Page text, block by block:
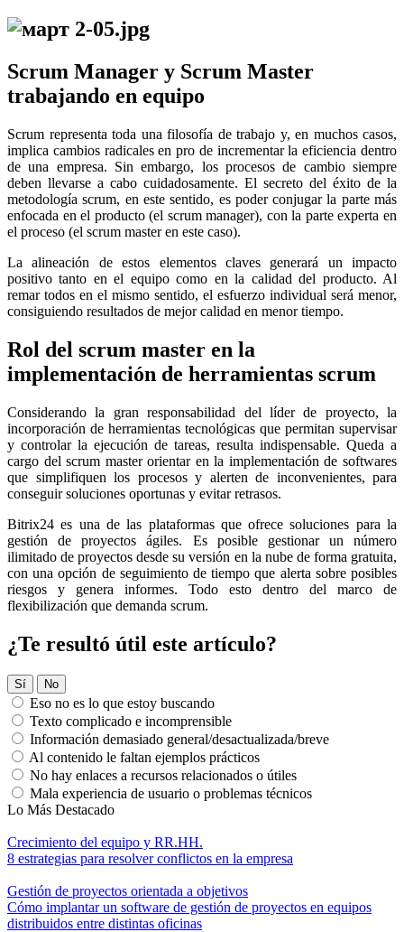
Scrum Manager y Scrum Master
trabajando en equipo
Scrum representa toda una filosofía de trabajo y, en muchos casos,
implica cambios radicales en pro de incrementar la eficiencia dentro
de una empresa. Sin embargo, los procesos de cambio siempre
deben llevarse a cabo cuidadosamente. El secreto del éxito de la
metodología scrum, en este sentido, es poder conjugar la parte más
enfocada en el producto (el scrum manager), con la parte experta en
el proceso (el scrum master en este caso).
La alineación de estos elementos claves generará un impacto
positivo tanto en el equipo como en la calidad del producto. Al
remar todos en el mismo sentido, el esfuerzo individual será menor,
consiguiendo resultados de mejor calidad en menor tiempo.
Rol del scrum master en la
implementación de herramientas scrum
Considerando la gran responsabilidad del líder de proyecto, la
incorporación de herramientas tecnológicas que permitan supervisar
y controlar la ejecución de tareas, resulta indispensable. Queda a
cargo del scrum master orientar en la implementación de softwares
que simplifiquen los procesos y alerten de inconvenientes, para
conseguir soluciones oportunas y evitar retrasos.
Bitrix24 es una de las plataformas que ofrece soluciones para la
gestión de proyectos ágiles. Es posible gestionar un número
ilimitado de proyectos desde su versión en la nube de forma gratuita,
con una opción de seguimiento de tiempo que alerta sobre posibles
riesgos y genera informes. Todo esto dentro del marco de
flexibilización que demanda scrum.
¿Te resultó útil este artículo?
Sí No
Eso no es lo que estoy buscando
Texto complicado e incomprensible
Información demasiado general/desactualizada/breve
Al contenido le faltan ejemplos prácticos
No hay enlaces a recursos relacionados o útiles
Mala experiencia de usuario o problemas técnicos
Lo Más Destacado
Crecimiento del equipo y RR.HH.
8 estrategias para resolver conflictos en la empresa
Gestión de proyectos orientada a objetivos
Cómo implantar un software de gestión de proyectos en equipos
distribuidos entre distintas oficinas